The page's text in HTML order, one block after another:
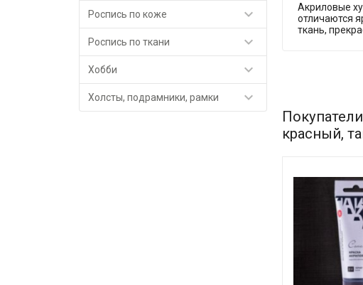
Роспись по коже 
Роспись по ткани 
Хобби 
Холсты, подрамники, рамки 
Акриловые
отличаются
ткань,
красный,